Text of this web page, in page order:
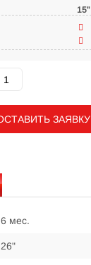
15"
ЗАЯВКУ
6 мес.
26"